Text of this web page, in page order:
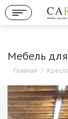
Мебель для
Мебель
Главная / Кресла